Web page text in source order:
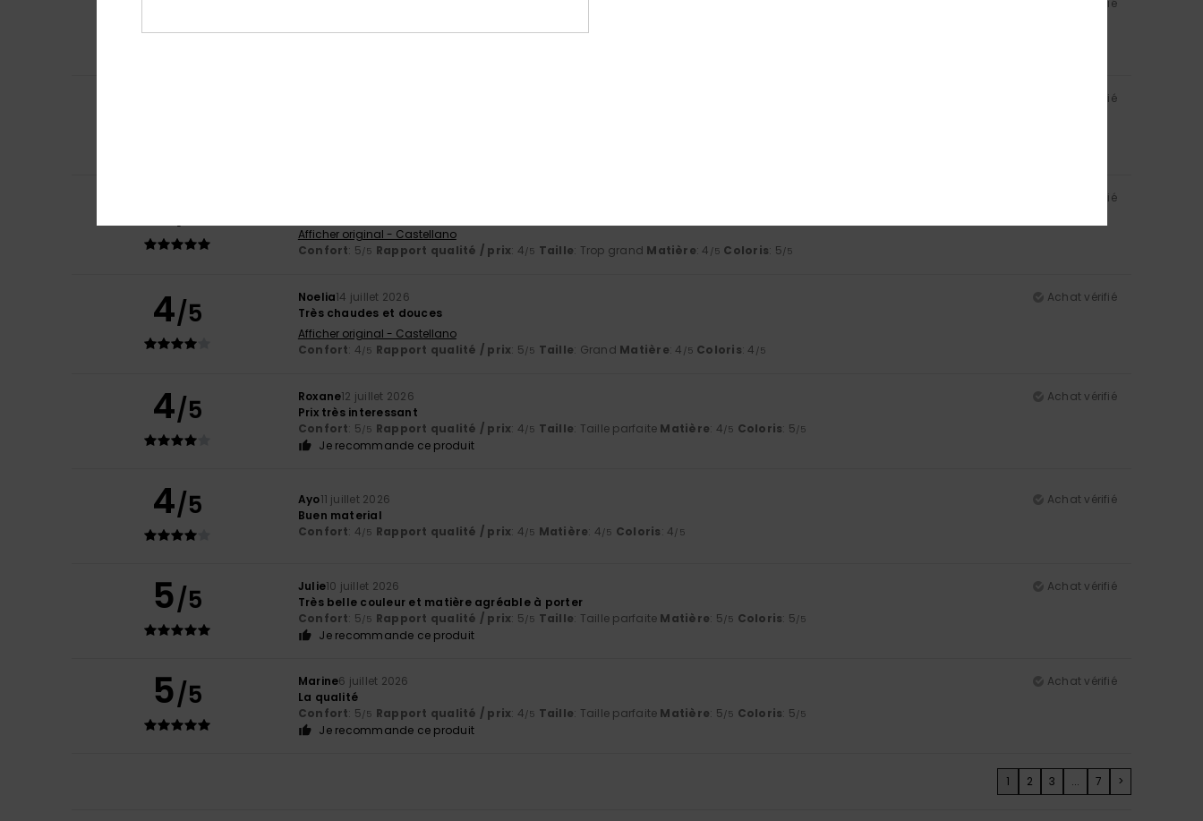
Achat vérifié
Confort: 5/5 Rapport qualité / prix: 5/5 Taille: Taille parfaite
Achat vérifié
Achat vérifié
Afficher original - Castellano
Confort: 5/5 Rapport qualité / prix: 4/5 Taille: Trop grand Matière: 4 /5 Coloris: 5/5
4/5 Noelia14 juillet 2026
Achat vérifié
Très chaudes et douces
Afficher original - Castellano
Confort: 4/5 Rapport qualité / prix: 5/5 Taille: Grand Matière: 4 /5 Coloris: 4 /5
4/5 Roxane12 juillet 2026
Achat vérifié
Prix très interessant
Confort: 5/5 Rapport qualité / prix: 4/5 Taille: Taille parfaite Matière: 4/5 Coloris: 5/5
Je recommande ce produit
4/5 Ayo11 juillet 2026
Achat vérifié
Buen material
Confort: 4/5 Rapport qualité / prix: 4/5 Matière: 4/5 Coloris: 4/5
5/5 Julie10 juillet 2026
Achat vérifié
Très belle couleur et matière agréable à porter
Confort: 5/5 Rapport qualité / prix: 5/5 Taille: Taille parfaite Matière: 5/5 Coloris: 5/5
Je recommande ce produit
5/5 Marine6 juillet 2026
Achat vérifié
La qualité
Confort: 5/5 Rapport qualité / prix: 4/5 Taille: Taille parfaite Matière: 5/5 Coloris: 5/5
Je recommande ce produit
1 2 3 ... 7 >